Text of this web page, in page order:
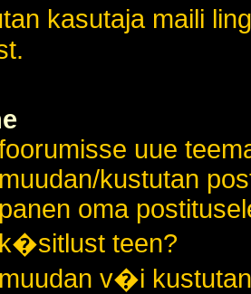
kasutaja maili
uue
kustutan
oma
teen?
v�i